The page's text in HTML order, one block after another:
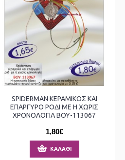
SPIDERMAN ΚΕΡΑΜΙΚΟΣ ΚΑΙ
ΕΠΑΡΓΥΡΟ ΡΟΔΙ ΜΕ Η ΧΩΡΙΣ
ΧΡΟΝΟΛΟΓΙΑ ΒΟΥ-113067
1,80€
ΚΑΛΆΘΙ